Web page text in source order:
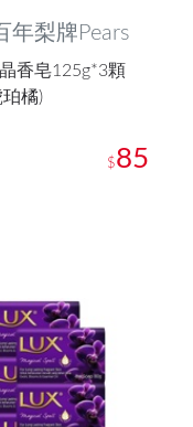
年梨牌Pears
香皂125g*3顆
橘)
$85